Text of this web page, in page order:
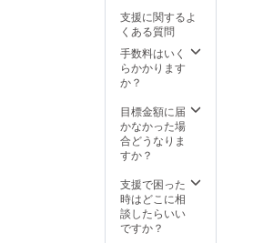
・
TEDxHakata
にてVRライ
マンスを実
施
・博多駅構
内にて既刊
ライブペイ
ンティング
を開催
支援に関するよ
くある質問
手数料はいく
らかかります
か？
目標金額に届
かなかった場
合どうなりま
すか？
支援で困った
時はどこに相
談したらいい
ですか？